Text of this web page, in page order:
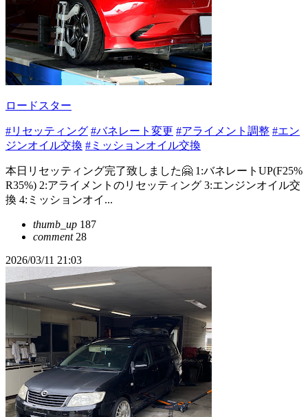
ロードスター
#リセッティング #バネレート変更 #アライメント調整 #エン
ジンオイル交換 #ミッションオイル交換
本日リセッティング完了致しました🤗 1:バネレートUP(F25%
R35%) 2:アライメントのリセッティング 3:エンジンオイル交
換 4:ミッションオイ...
thumb_up 187
comment28
2026/03/11 21:03